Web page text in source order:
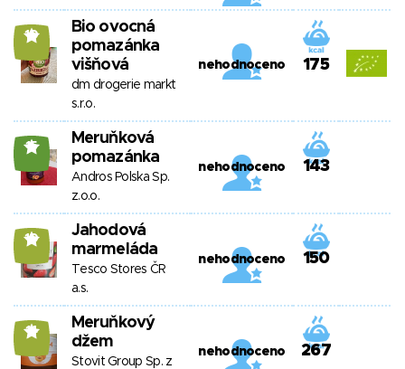
10
Bio ovocná
pomazánka
višňová
dm drogerie markt
s.r.o.
nehodnoceno 175
15
Meruňková
pomazánka
Andros Polska Sp.
z.o.o.
nehodnoceno 143
10
Jahodová
marmeláda
Tesco Stores ČR
a.s.
nehodnoceno 150
14
Meruňkový
džem
Stovit Group Sp. z
nehodnoceno 267